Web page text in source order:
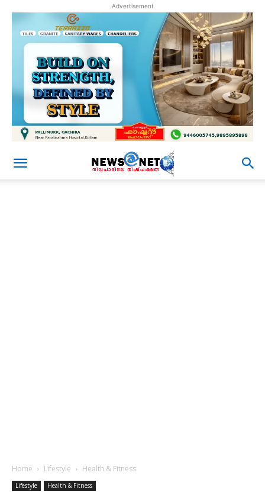
Advertisement
Home Lifestyle Health & Fitness
Lifestyle Health & Fitness